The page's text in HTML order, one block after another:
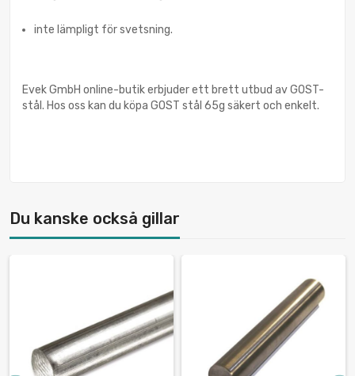
inte lämpligt för svetsning.
Evek GmbH online-butik erbjuder ett brett utbud av GOST-
stål. Hos oss kan du köpa GOST stål 65g säkert och enkelt.
Du kanske också gillar